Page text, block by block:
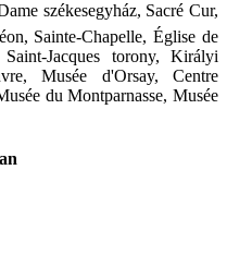
székesegyház, Sacré Cur,
Sainte-Chapelle, Église de
Jacques torony, Királyi
Musée d'Orsay, Centre
du Montparnasse, Musée